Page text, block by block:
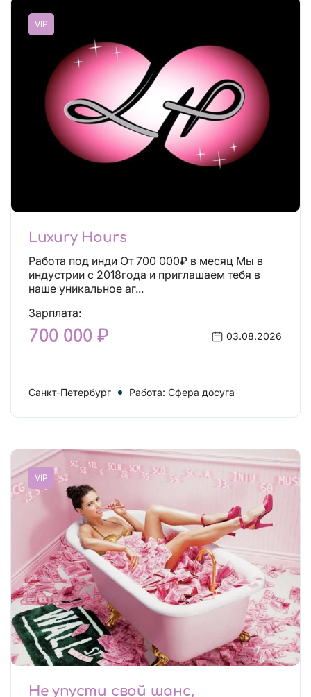
VIP
Luxury Hours
Работа под инди От 700 000₽ в месяц Мы в
индустрии с 2018года и приглашаем тебя в
наше уникальное аг...
Зарплата:
700 000 ₽ 03.08.2026
Санкт-Петербург Работа: Сфера досуга
VIP
Не упусти свой шанс,